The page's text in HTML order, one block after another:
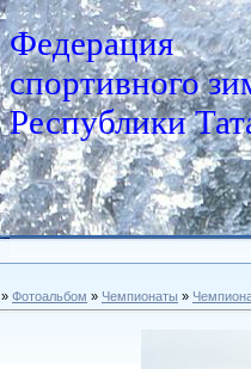
Федерация
спортивного
Республики
» Фотоальбом » Чемпионаты »